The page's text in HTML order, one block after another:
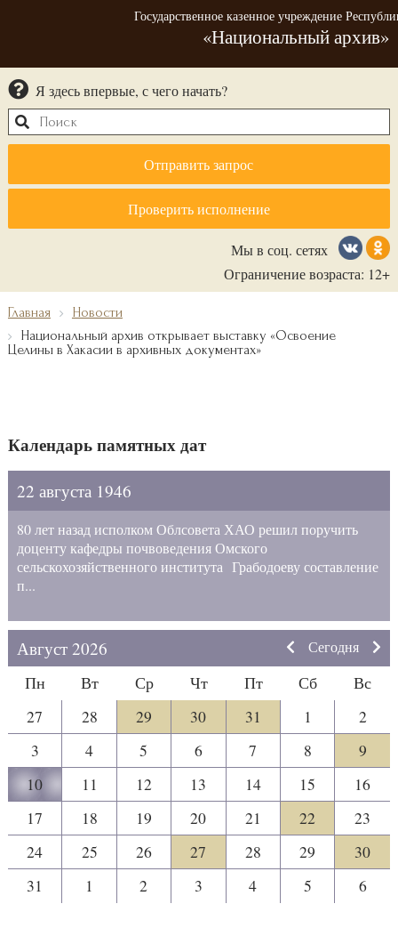
Государственное казенное учреждение
«Национальный архив»
Я здесь впервые, с чего начать?
Отправить запрос
Проверить исполнение
Мы в соц. сетях
Ограничение возраста: 12+
Главная
Новости
Национальный архив открывает выставку «Освоение
Целины в Хакасии в архивных документах»
Календарь памятных дат
22 августа 1946
80 лет назад исполком Облсовета ХАО решил поручить
доценту кафедры почвоведения Омского
сельскохозяйственного института Грабодоеву составление
п...
Август 2026 Сегодня
Пн Вт Ср Чт Пт Сб
Вс
27
28 29 30 31 1
2
3
4 5 6 7 8
9
10
11 12 13 14 15
16
17
18 19 20 21 22
23
24
25 26 27 28 29
30
31
1 2 3 4 5 6